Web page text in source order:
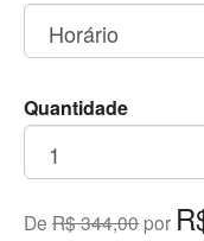
Quantidade
De R$ 344,00 por